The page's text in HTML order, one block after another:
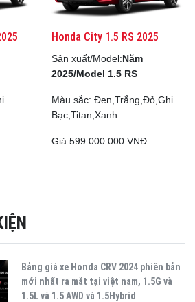
Honda City 1.5 RS 2025
Sản xuất/Model:Năm
2025/Model 1.5 RS
Màu sắc: Đen,Trắng,Đỏ,Ghi
Bạc,Titan,Xanh
Giá:599.000.000 VNĐ
Bảng giá xe Honda CRV 2024 phiên bản
mới nhất ra mắt tại việt nam, 1.5G và
1.5L và 1.5 AWD và 1.5Hybrid